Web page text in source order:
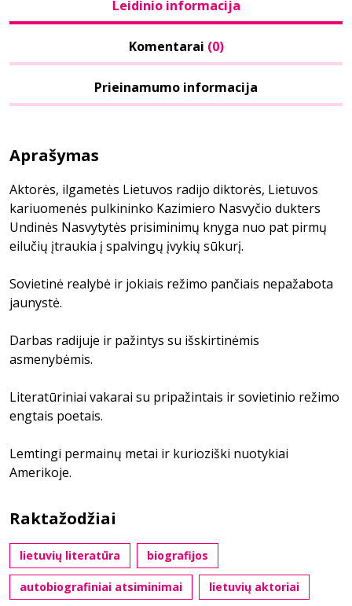
Leidinio informacija
Komentarai (0)
Prieinamumo informacija
Aprašymas
Aktorės, ilgametės Lietuvos radijo diktorės, Lietuvos
kariuomenės pulkininko Kazimiero Nasvyčio dukters
Undinės Nasvytytės prisiminimų knyga nuo pat pirmų
eilučių įtraukia į spalvingų įvykių sūkurį.
Sovietinė realybė ir jokiais režimo pančiais nepažabota
jaunystė.
Darbas radijuje ir pažintys su išskirtinėmis
asmenybėmis.
Literatūriniai vakarai su pripažintais ir sovietinio režimo
engtais poetais.
Lemtingi permainų metai ir kurioziški nuotykiai
Amerikoje.
Raktažodžiai
lietuvių literatūra biografijos
autobiografiniai atsiminimai lietuvių aktoriai